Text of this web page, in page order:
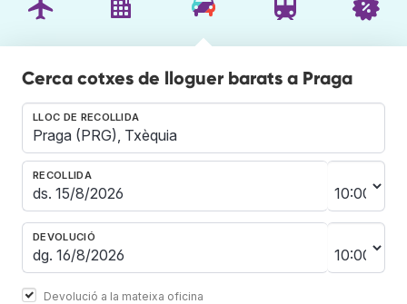
Cerca cotxes de lloguer barats a Praga
LLOC DE RECOLLIDA
RECOLLIDA
DEVOLUCIÓ
Devolució a la mateixa oficina